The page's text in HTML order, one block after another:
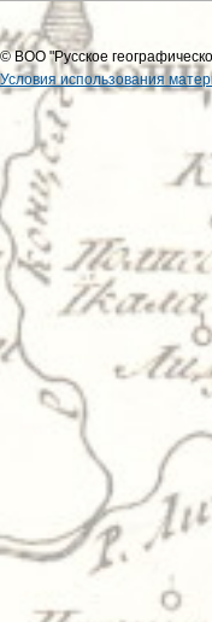
© ВОО "Русское
Условия использования